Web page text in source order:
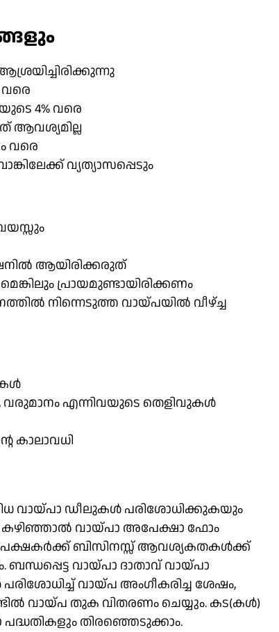
4% വരെ
ആവശ്യമില്ല
വരെ
വ്യത്യാസപ്പെടും
ആയിരിക്കരുത്
പ്രായമുണ്ടായിരിക്കണം
നിന്നെടുത്ത വായ്പയിൽ വീഴ്ച്ച
വരുമാനം എന്നിവയുടെ തെളിവുകൾ
കാലാവധി
വായ്പാ ഡീലുകൾ പരിശോധിക്കുകയും
വായ്പാ അപേക്ഷാ ഫോം
ബിസിനസ്സ് ആവശ്യകതകൾക്ക്
വായ്പാ ദാതാവ് വായ്പാ
വായ്പ അംഗീകരിച്ച ശേഷം,
വായ്പ തുക വിതരണം ചെയ്യും. കട(കൾ)
തിരഞ്ഞെടുക്കാം.